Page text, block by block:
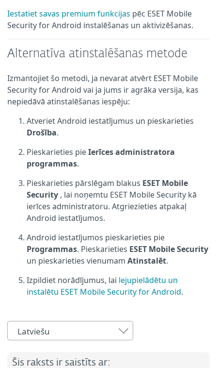
Iestatiet savas premium funkcijas pēc ESET Mobile
Security for Android instalēšanas un aktivizēšanas.
Alternatīva atinstalēšanas metode
Izmantojiet šo metodi, ja nevarat atvērt ESET Mobile
Security for Android vai ja jums ir agrāka versija, kas
nepiedāvā atinstalēšanas iespēju:
Atveriet Android iestatījumus un pieskarieties
Drošība.
Pieskarieties pieIerīces administratora
programmas.
Pieskarieties pārslēgam blakus ESET Mobile
Security , lai noņemtu ESET Mobile Security kā
ierīces administratoru. Atgriezieties atpakaļ
Android iestatījumos.
Android iestatījumos pieskarieties pie
Programmas. Pieskarieties ESET Mobile Security
un pieskarieties vienumam Atinstalēt.
Izpildiet norādījumus, lai lejupielādētu un
instalētu ESET Mobile Security for Android.
Latviešu
Šis raksts ir saistīts ar: